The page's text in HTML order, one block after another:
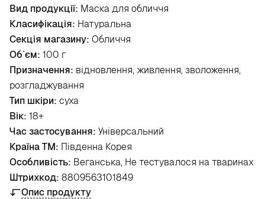
Вид продукції: Маска для обличчя
Класифікація: Натуральна
Секція магазину: Обличчя
Об`єм: 100 г
Призначення: відновлення, живлення, зволоження,
розгладжування
Тип шкіри: суха
Вік: 18+
Час застосування: Універсальний
Країна ТМ: Південна Корея
Особливість: Веганська, Не тестувалося на тваринах
Штрихкод: 8809563101849
Опис продукту